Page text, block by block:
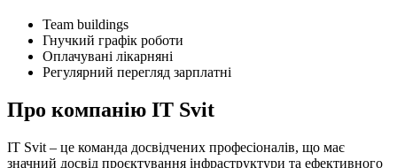
Team buildings
Гнучкий графік роботи
Оплачувані лікарняні
Регулярний перегляд зарплатні
Про компанію IT Svit
IT Svit – це команда досвідчених професіоналів, що має
значний досвід проєктування інфраструктури та ефективного